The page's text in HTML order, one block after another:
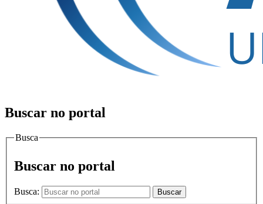
Buscar no portal
Busca
Buscar no portal
Busca: Buscar